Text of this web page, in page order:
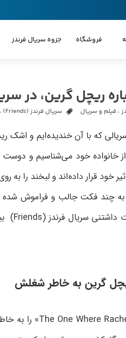
فروشگاه جزوه سریال فرندز
، فیلم و سریال سریال فرندز (Friends) ،
که با آن خندیده‌‌ایم و اشک
خانواده خود می‌شناسیم و دوست
خود قرار داده‌اند و لبخند را به
چند فکت جالب و فراموش شده
سریال فرندز (Friends)
«The One Whereرا به